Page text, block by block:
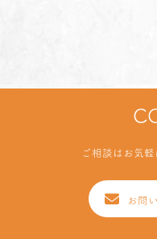
ご相談はお気
お問